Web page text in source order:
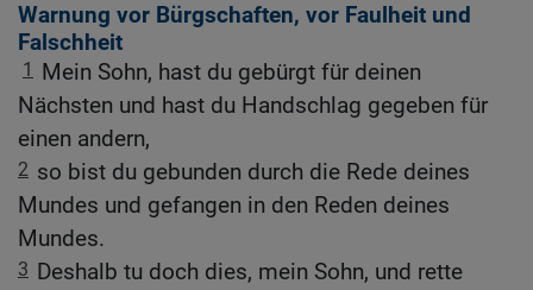
Warnung vor Bürgschaften, vor Faulheit und
Falschheit
1
Mein Sohn, hast du gebürgt für deinen
Nächsten und hast du Handschlag gegeben für
einen andern,
2 so bist du gebunden durch die Rede deines
Mundes und gefangen in den Reden deines
Mundes.
3 Deshalb tu doch dies, mein Sohn, und rette